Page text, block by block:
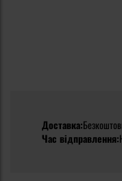
Доставка:
Час відправлення: